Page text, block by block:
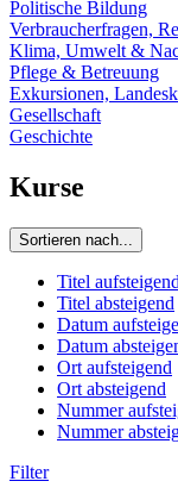
Politische Bildung
Verbraucherfragen,
Klima, Umwelt &
Pflege & Betreuung
Exkursionen,
Gesellschaft
Geschichte
Kurse
Sortieren nach...
Titel aufsteigend
Titel absteigend
Datum
Datum
Ort aufsteigend
Ort absteigend
Nummer
Nummer
Filter